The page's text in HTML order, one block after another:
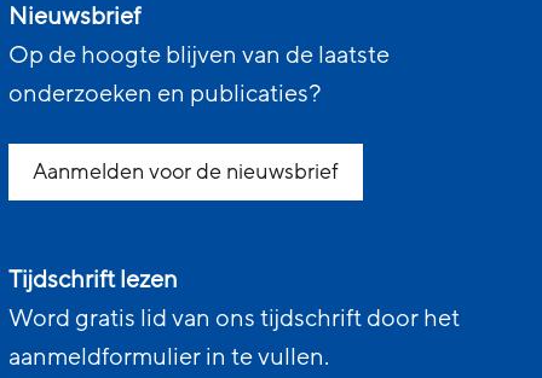
Nieuwsbrief
Op de hoogte blijven van de laatste
onderzoeken en publicaties?
Aanmelden voor de nieuwsbrief
Tijdschrift lezen
Word gratis lid van ons tijdschrift door het
aanmeldformulier in te vullen.